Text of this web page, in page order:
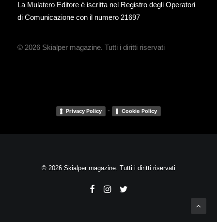
La Mulatero Editore è iscritta nel Registro degli Operatori
di Comunicazione con il numero 21697
© 2026 Skialper magazine. Tutti i diritti riservati
Privacy Policy - Cookie Policy
© 2026 Skialper magazine. Tutti i diritti riservati